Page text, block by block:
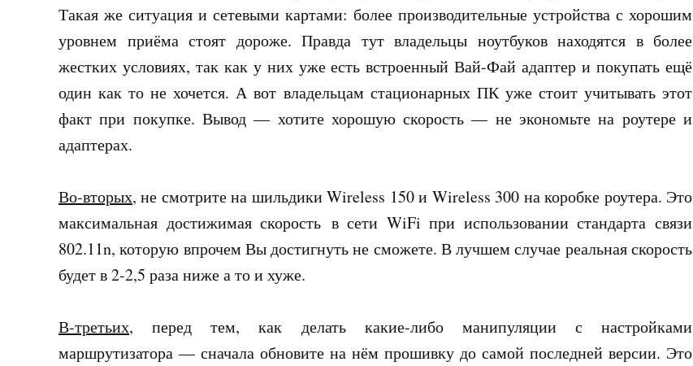
Такая же ситуация и сетевыми картами: более производительные устройства с хорошим
уровнем приёма стоят дороже. Правда тут владельцы ноутбуков находятся в более
жестких условиях, так как у них уже есть встроенный Вай-Фай адаптер и покупать ещё
один как то не хочется. А вот владельцам стационарных ПК уже стоит учитывать этот
факт при покупке. Вывод — хотите хорошую скорость — не экономьте на роутере и
адаптерах.
Во-вторых, не смотрите на шильдики Wireless 150 и Wireless 300 на коробке роутера. Это
максимальная достижимая скорость в сети WiFi при использовании стандарта связи
802.11n, которую впрочем Вы достигнуть не сможете. В лучшем случае реальная скорость
будет в 2-2,5 раза ниже а то и хуже.
В-третьих, перед тем, как делать какие-либо манипуляции с настройками
маршрутизатора — сначала обновите на нём прошивку до самой последней версии. Это